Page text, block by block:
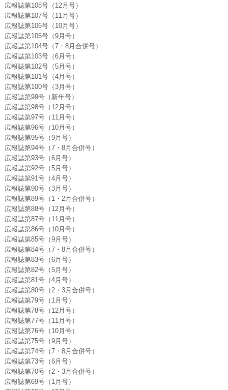
広報誌第108号（12月号）
広報誌第107号（11月号）
広報誌第106号（10月号）
広報誌第105号（9月号）
広報誌第104号（7・8月合併号）
広報誌第103号（6月号）
広報誌第102号（5月号）
広報誌第101号（4月号）
広報誌第100号（3月号）
広報誌第99号（新年号）
広報誌第98号（12月号）
広報誌第97号（11月号）
広報誌第96号（10月号）
広報誌第95号（9月号）
広報誌第94号（7・8月合併号）
広報誌第93号（6月号）
広報誌第92号（5月号）
広報誌第91号（4月号）
広報誌第90号（3月号）
広報誌第89号（1・2月合併号）
広報誌第88号（12月号）
広報誌第87号（11月号）
広報誌第86号（10月号）
広報誌第85号（9月号）
広報誌第84号（7・8月合併号）
広報誌第83号（6月号）
広報誌第82号（5月号）
広報誌第81号（4月号）
広報誌第80号（2・3月合併号）
広報誌第79号（1月号）
広報誌第78号（12月号）
広報誌第77号（11月号）
広報誌第76号（10月号）
広報誌第75号（9月号）
広報誌第74号（7・8月合併号）
広報誌第73号（6月号）
広報誌第70号（2・3月合併号）
広報誌第69号（1月号）